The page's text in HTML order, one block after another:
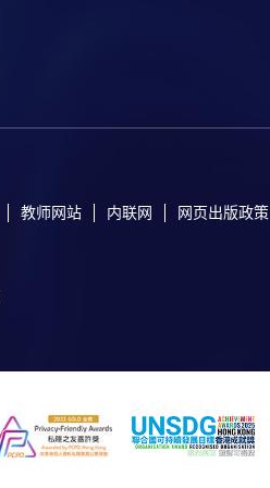
教师网站 内联网 网页出版政策